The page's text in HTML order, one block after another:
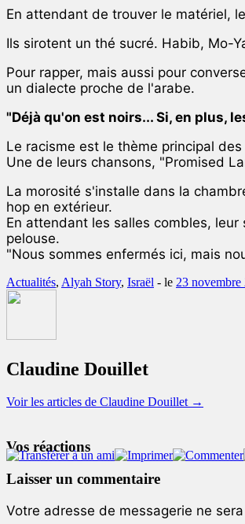
En attendant de trouver le matériel,
Ils sirotent un thé sucré. Habib, Mo-
Pour rapper, mais aussi pour
un dialecte proche de l'arabe.
"Déjà qu'on est noirs... Si, en plus,
Le racisme est le thème principal
Une de leurs chansons, "Promised
La morosité s'installe dans la
hop en extérieur.
En attendant les salles combles,
pelouse.
"Nous sommes enfermés ici, mais
Actualités, Alyah Story, Israël - le 23 novembre
Claudine Douillet
Voir les articles de Claudine Douillet →
Vos réactions
Laisser un commentaire
Votre adresse de messagerie ne